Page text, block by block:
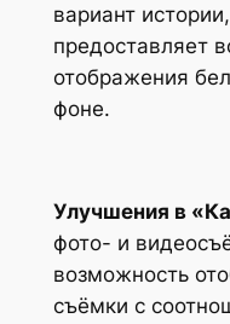
вариант
предоставляет
отображения
фоне.
Улучшения в
фото- и
возможность
съёмки с